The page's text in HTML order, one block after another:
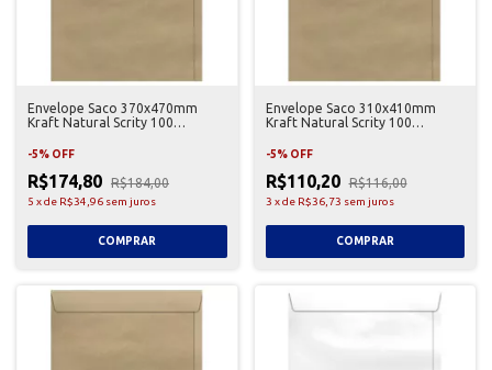
Envelope Saco 370x470mm
Kraft Natural Scrity 100
-5% OFF
R$174,80 R$184,00
5 xde R$34,96 sem juros
Envelope Saco 310x410mm
Kraft Natural Scrity 100
-5% OFF
R$110,20 R$116,00
3 xde R$36,73 sem juros